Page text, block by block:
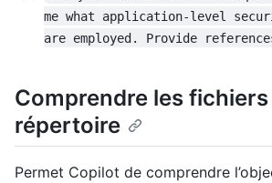
me what application-level
are employed. Provide
Comprendre les
répertoire
Permet Copilot de comprendre